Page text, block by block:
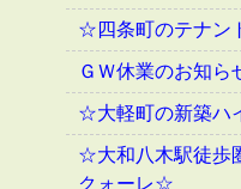
☆四条町のテナン
ＧＷ休業のお知ら
☆大軽町の新築ハ
☆大和八木駅徒歩
クォーレ☆